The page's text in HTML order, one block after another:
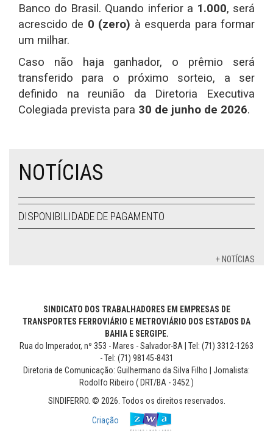
Banco do Brasil. Quando inferior a 1.000, será
acrescido de 0 (zero) à esquerda para formar
um milhar.
Caso não haja ganhador, o prêmio será
transferido para o próximo sorteio, a ser
definido na reunião da Diretoria Executiva
Colegiada prevista para 30 de junho de 2026.
NOTÍCIAS
DISPONIBILIDADE DE PAGAMENTO
+ NOTÍCIAS
SINDICATO DOS TRABALHADORES EM EMPRESAS DE
TRANSPORTES FERROVIÁRIO E METROVIÁRIO DOS ESTADOS DA
BAHIA E SERGIPE.
Rua do Imperador, nº 353 - Mares - Salvador-BA | Tel: (71) 3312-1263
- Tel: (71) 98145-8431
Diretoria de Comunicação: Guilhermano da Silva Filho | Jornalista:
Rodolfo Ribeiro ( DRT/BA - 3452 )
SINDIFERRO. © 2026. Todos os direitos reservados.
Criação